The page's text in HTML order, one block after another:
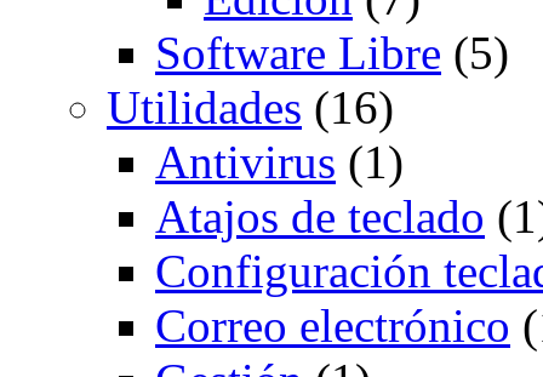
Software Libre (5)
Utilidades (16)
Antivirus (1)
Atajos de teclado
Configuración
Correo electrónico